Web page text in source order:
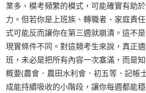
業多、模考頻繁的模式，可能確實有助
力。但若你是上班族、轉職者、家庭責
式可能反而讓你在第三週就崩潰。這不
現實條件不同。對這類考生來說，真正
班，未必是把所有內容一次塞滿，而是
概要(農會．農田水利會．初五等．記帳
成能持續吸收的小階段，讓你每週都能